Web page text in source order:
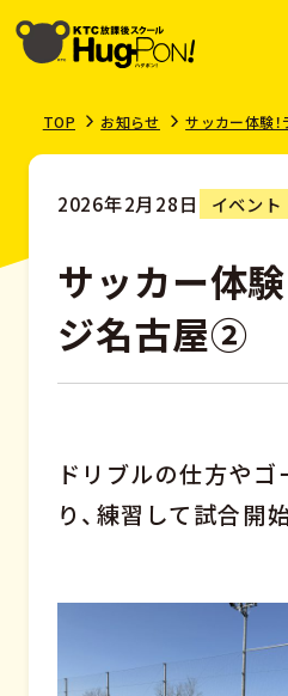
TOP お知らせ
2026年2月28日 イベント
サッカー体験
ジ名古屋②
ドリブルの仕方や
り、練習して試合開